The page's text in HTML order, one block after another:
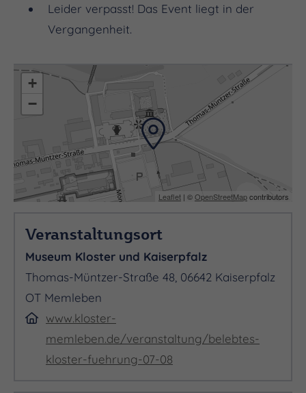
Leider verpasst! Das Event liegt in der
Vergangenheit.
+
−
Leaflet | ©OpenStreetMapcontributors
Veranstaltungsort
Museum Kloster und Kaiserpfalz
Thomas-Müntzer-Straße 48, 06642 Kaiserpfalz
OT Memleben
www.kloster-
memleben.de/veranstaltung/belebtes-
kloster-fuehrung-07-08